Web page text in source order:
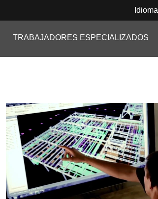
Idioma
TRABAJADORES ESPECIALIZADOS